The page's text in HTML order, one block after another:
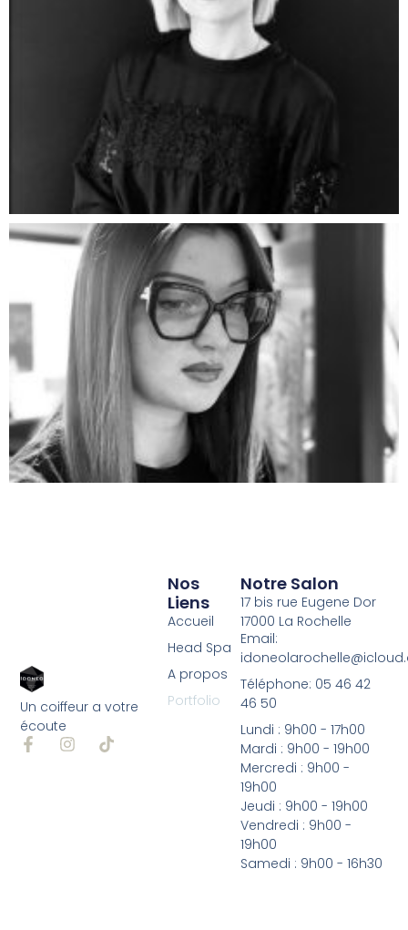
Un coiffeur a votre
écoute
Nos
Liens
Accueil
Head Spa
A propos
Portfolio
Notre Salon
17 bis rue Eugene Dor
17000 La Rochelle
Email:
Téléphone: 05 46 42
46 50
Lundi : 9h00 - 17h00
Mardi : 9h00 - 19h00
Mercredi : 9h00 -
19h00
Jeudi : 9h00 - 19h00
Vendredi : 9h00 -
19h00
Samedi : 9h00 - 16h30